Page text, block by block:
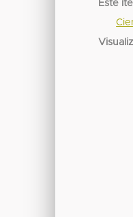
Este